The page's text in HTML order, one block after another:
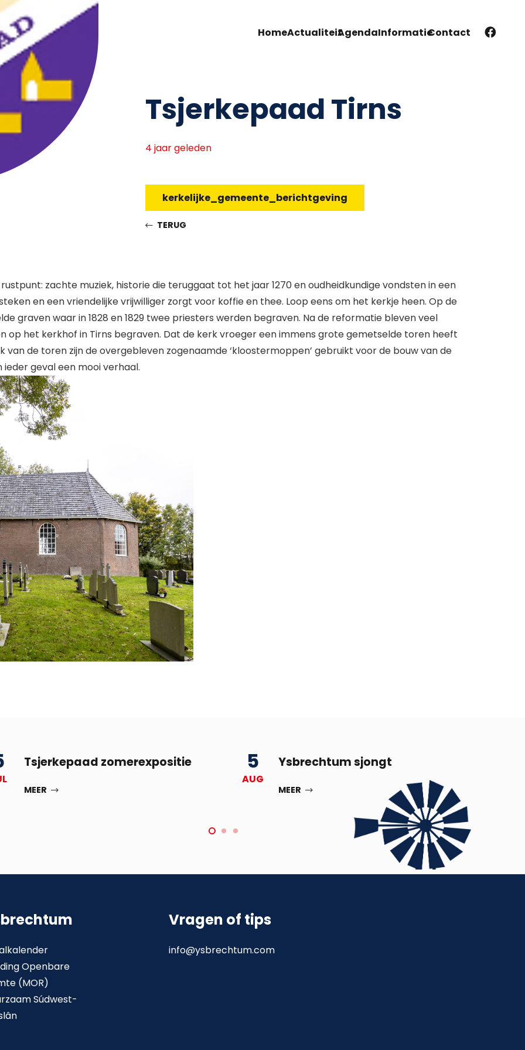
HomeActualiteitAgendaInformatieContact
Tsjerkepaad Tirns
4 jaar geleden
kerkelijke_gemeente_berichtgeving
TERUG
zachte muziek, historie die teruggaat tot het jaar 1270 en oudheidkundige vondsten in een
en een vriendelijke vrijwilliger zorgt voor koffie en thee. Loop eens om het kerkje heen. Op de
graven waar in 1828 en 1829 twee priesters werden begraven. Na de reformatie bleven veel
op het kerkhof in Tirns begraven. Dat de kerk vroeger een immens grote gemetselde toren heeft
van de toren zijn de overgebleven zogenaamde ‘kloostermoppen’ gebruikt voor de bouw van de
ieder geval een mooi verhaal.
Tsjerkepaad zomerexpositie
MEER
5
AUG
Ysbrechtum sjongt
MEER
Openbare
(MOR)
Súdwest-
Vragen of tips
info@ysbrechtum.com